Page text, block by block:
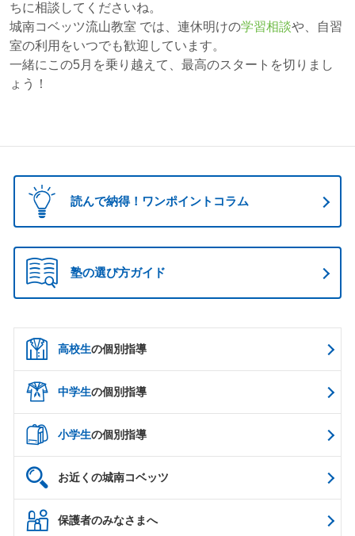
ちに相談してくださいね。
城南コベッツ流山教室 では、連休明けの学習相談や、自習
室の利用をいつでも歓迎しています。
一緒にこの5月を乗り越えて、最高のスタートを切りまし
ょう！
読んで納得！ワンポイントコラム
塾の選び方ガイド
高校生の個別指導
中学生の個別指導
小学生の個別指導
お近くの城南コベッツ
保護者のみなさまへ